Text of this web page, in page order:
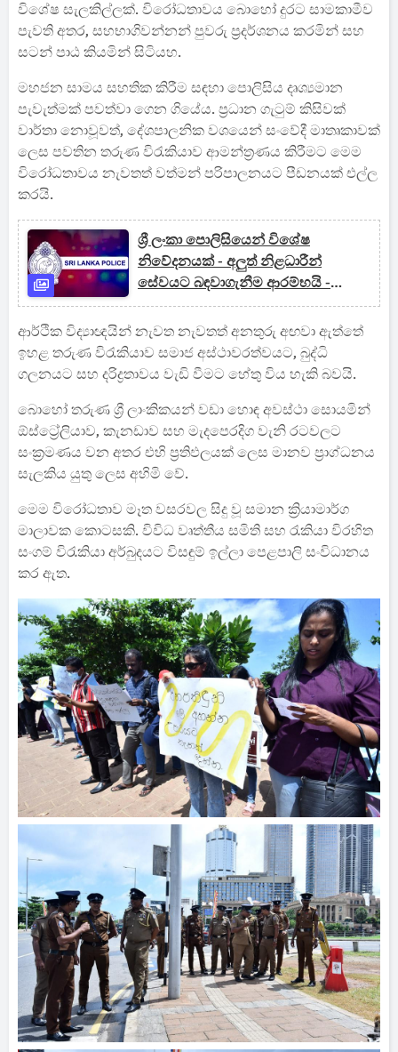
විශේෂ සැලකිල්ලක්. විරෝධතාවය බොහෝ දුරට සාමකාමීව
පැවති අතර, සහභාගිවන්නන් පුවරු ප්‍රදර්ශනය කරමින් සහ
සටන් පාඨ කියමින් සිටියහ.
මහජන සාමය සහතික කිරීම සඳහා පොලිසිය දෘශ්‍යමාන
පැවැත්මක් පවත්වා ගෙන ගියේය. ප්‍රධාන ගැටුම් කිසිවක්
වාර්තා නොවූවත්, දේශපාලනික වශයෙන් සංවේදී මාතෘකාවක්
ලෙස පවතින තරුණ විරැකියාව ආමන්ත්‍රණය කිරීමට මෙම
විරෝධතාවය නැවතත් වත්මන් පරිපාලනයට පීඩනයක් එල්ල
කරයි.
ශ්‍රී ලංකා පොලිසියෙන් විශේෂ
නිවේදනයක් - අලුත් නිළධාරීන්
සේවයට බඳවාගැනීම ආරම්භයි -
අසත්‍ය තොරතුරු පිළිබද අවදානමක්
ආර්ථික විද්‍යාඥයින් නැවත නැවතත් අනතුරු අඟවා ඇත්තේ
ඉහළ තරුණ විරැකියාව සමාජ අස්ථාවරත්වයට, බුද්ධි
ගලනයට සහ දරිද්‍රතාවය වැඩි වීමට හේතු විය හැකි බවයි.
බොහෝ තරුණ ශ්‍රී ලාංකිකයන් වඩා හොඳ අවස්ථා සොයමින්
ඕස්ට්‍රේලියාව, කැනඩාව සහ මැදපෙරදිග වැනි රටවලට
සංක්‍රමණය වන අතර එහි ප්‍රතිඵලයක් ලෙස මානව ප්‍රාග්ධනය
සැලකිය යුතු ලෙස අහිමි වේ.
මෙම විරෝධතාව මෑත වසරවල සිදු වූ සමාන ක්‍රියාමාර්ග
මාලාවක කොටසකි. විවිධ වෘත්තීය සමිති සහ රැකියා විරහිත
සංගම් විරැකියා අර්බුදයට විසඳුම් ඉල්ලා පෙළපාලි සංවිධානය
කර ඇත.